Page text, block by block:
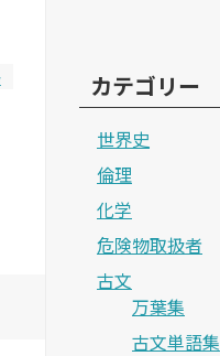
カテゴリー
世界史
倫理
化学
危険物取扱者
古文
万葉集
古文単語集